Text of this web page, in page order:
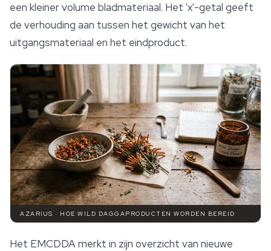
een kleiner volume bladmateriaal. Het 'x'-getal geeft
de verhouding aan tussen het gewicht van het
uitgangsmateriaal en het eindproduct.
AZARIUS · HOE WILD DAGGAPRODUCTEN WORDEN BEREID
Het EMCDDA merkt in zijn overzicht van nieuwe